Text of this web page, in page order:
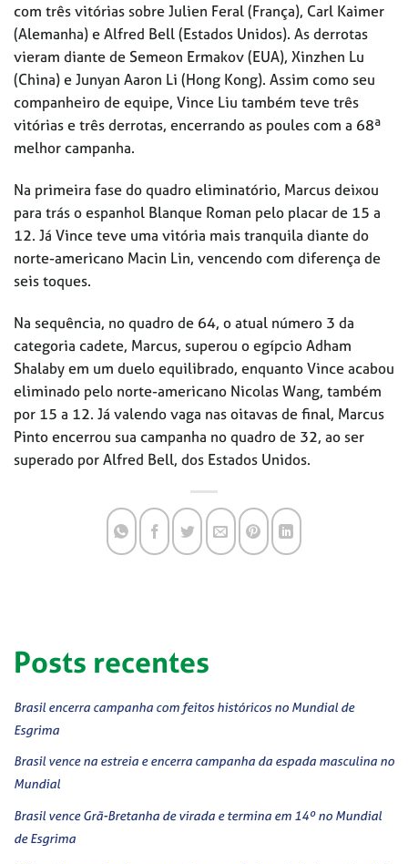
com três vitórias sobre Julien Feral (França), Carl Kaimer
(Alemanha) e Alfred Bell (Estados Unidos). As derrotas
vieram diante de Semeon Ermakov (EUA), Xinzhen Lu
(China) e Junyan Aaron Li (Hong Kong). Assim como seu
companheiro de equipe, Vince Liu também teve três
vitórias e três derrotas, encerrando as poules com a 68ª
melhor campanha.
Na primeira fase do quadro eliminatório, Marcus deixou
para trás o espanhol Blanque Roman pelo placar de 15 a
12. Já Vince teve uma vitória mais tranquila diante do
norte-americano Macin Lin, vencendo com diferença de
seis toques.
Na sequência, no quadro de 64, o atual número 3 da
categoria cadete, Marcus, superou o egípcio Adham
Shalaby em um duelo equilibrado, enquanto Vince acabou
eliminado pelo norte-americano Nicolas Wang, também
por 15 a 12. Já valendo vaga nas oitavas de final, Marcus
Pinto encerrou sua campanha no quadro de 32, ao ser
superado por Alfred Bell, dos Estados Unidos.
Posts recentes
Brasil encerra campanha com feitos históricos no Mundial de
Esgrima
Brasil vence na estreia e encerra campanha da espada masculina no
Mundial
Brasil vence Grã-Bretanha de virada e termina em 14º no Mundial
de Esgrima